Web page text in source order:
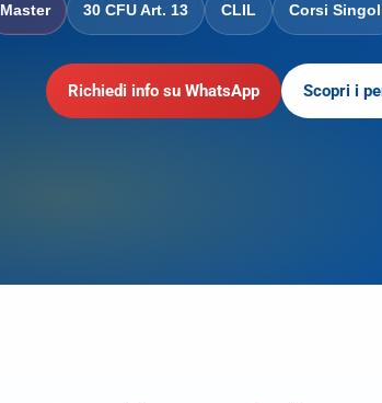
Master 30 CFU Art. 13 CLIL Corsi
Richiedi info su WhatsApp Scopri i